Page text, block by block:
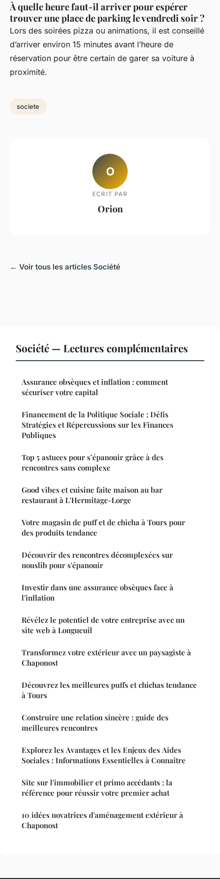
À quelle heure faut-il arriver pour espérer
trouver une place de parking le vendredi soir ?
Lors des soirées pizza ou animations, il est conseillé
d’arriver environ 15 minutes avant l’heure de
réservation pour être certain de garer sa voiture à
proximité.
societe
O
ECRIT PAR
Orion
← Voir tous les articles Société
Société — Lectures complémentaires
Assurance obsèques et inflation : comment
sécuriser votre capital
Financement de la Politique Sociale : Défis
Stratégies et Répercussions sur les Finances
Publiques
Top 5 astuces pour s’épanouir grâce à des
rencontres sans complexe
Good vibes et cuisine faite maison au bar
restaurant à L'Hermitage-Lorge
Votre magasin de puff et de chicha à Tours pour
des produits tendance
Découvrir des rencontres décomplexées sur
nouslib pour s'épanouir
Investir dans une assurance obsèques face à
l'inflation
Révélez le potentiel de votre entreprise avec un
site web à Longueuil
Transformez votre extérieur avec un paysagiste à
Chaponost
Découvrez les meilleures puffs et chichas tendance
à Tours
Construire une relation sincère : guide des
meilleures rencontres
Explorez les Avantages et les Enjeux des Aides
Sociales : Informations Essentielles à Connaître
Site sur l'immobilier et primo accédants : la
référence pour réussir votre premier achat
10 idées novatrices d'aménagement extérieur à
Chaponost